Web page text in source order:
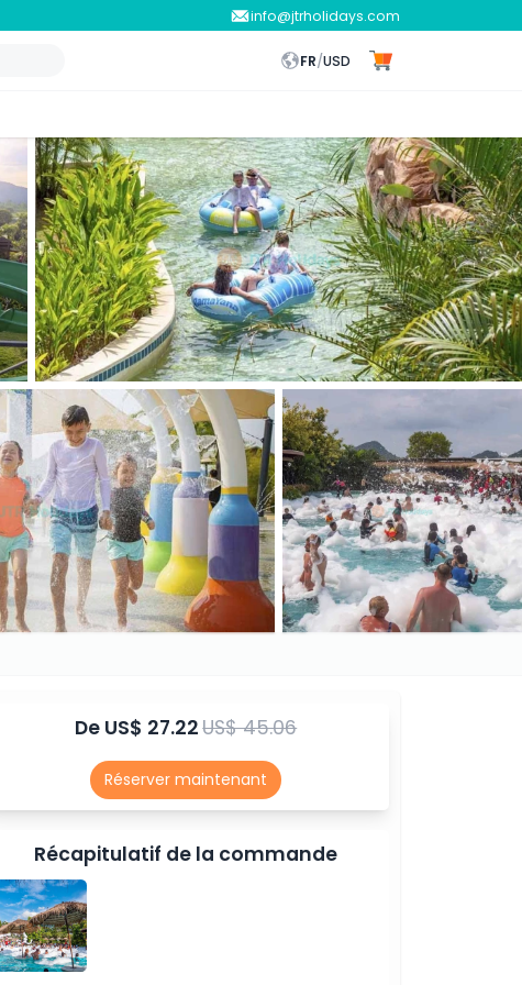
info@jtrholidays.com
FR/USD
De US$ 27.22US$ 45.06
Réserver maintenant
Récapitulatif de la commande